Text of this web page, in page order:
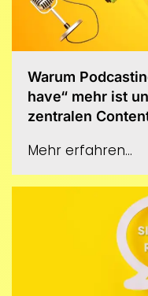
Warum
have“ mehr ist
zentralen
Mehr erfahren...